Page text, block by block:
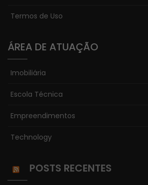
Termos de Uso
ÁREA DE ATUAÇÃO
Imobiliária
Escola Técnica
Empreendimentos
Technology
POSTS RECENTES